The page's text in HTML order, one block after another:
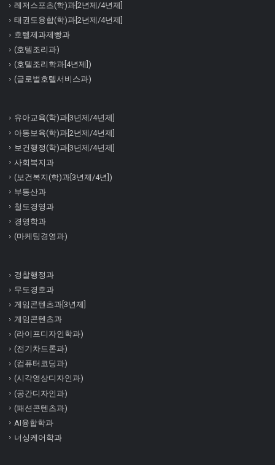
레저스포츠(학)과[2년제/4년제]
태권도융합(학)과[2년제/4년제]
호텔제과제빵과
(호텔조리과)
(호텔조리학과[4년제])
(글로벌호텔서비스과)
유아교육(학)과[3년제/4년제]
아동보육(학)과[2년제/4년제]
보건행정(학)과[3년제/4년제]
사회복지과
(보건복지(학)과[3년제/4년])
부동산과
철도경영과
경영학과
(마케팅경영과)
경찰행정과
무도경호과
게임콘텐츠과[3년제]
게임콘텐츠과
(라이프디자인학과)
(전기차드론과)
(컴퓨터코딩과)
(시각영상디자인과)
(공간디자인과)
(패션콘텐츠과)
AI융합학과
너싱케어학과